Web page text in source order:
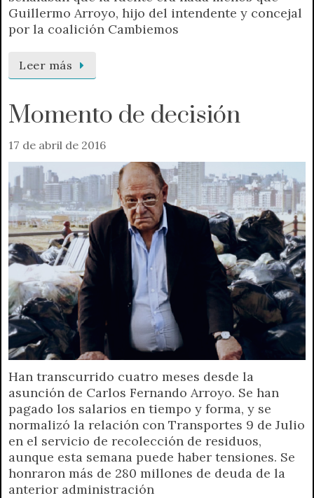
Guillermo Arroyo, hijo del intendente y concejal
por la coalición Cambiemos
Leer más
Momento de decisión
17 de abril de 2016
Han transcurrido cuatro meses desde la
asunción de Carlos Fernando Arroyo. Se han
pagado los salarios en tiempo y forma, y se
normalizó la relación con Transportes 9 de Julio
en el servicio de recolección de residuos,
aunque esta semana puede haber tensiones. Se
honraron más de 280 millones de deuda de la
anterior administración